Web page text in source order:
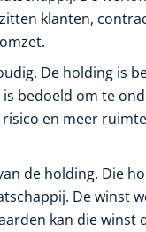
klanten,
De holding is
bedoeld om te
en meer
de holding. Die
De winst
kan die winst